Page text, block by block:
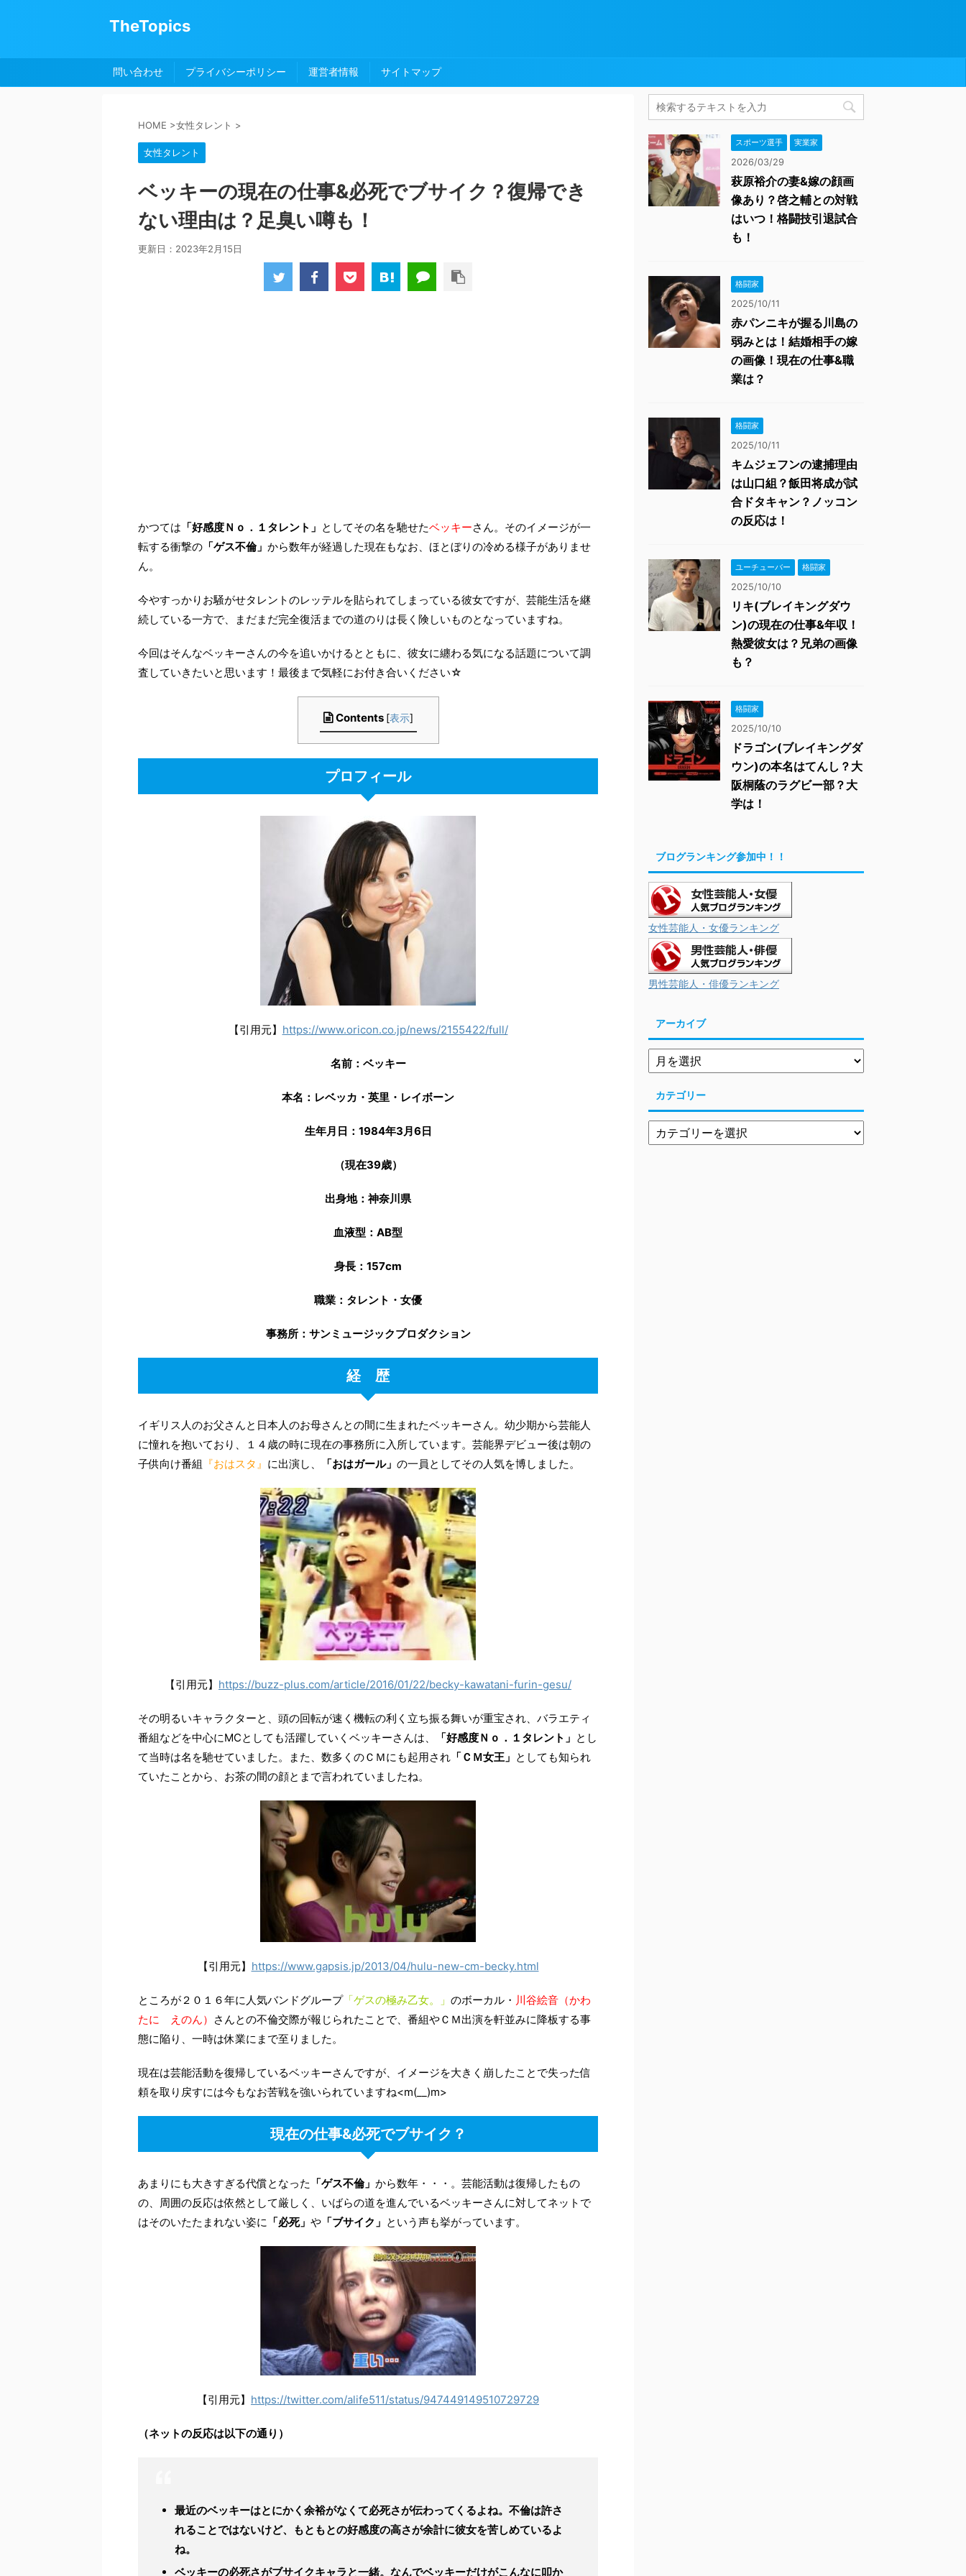
TheTopics
問い合わせ プライバシーポリシー 運営者情報 サイトマップ
HOME >女性タレント >
女性タレント
ベッキーの現在の仕事&必死でブサイク？復帰でき
ない理由は？足臭い噂も！
更新日： 2023年2月15日
かつては 「好感度Ｎｏ．１タレント」 としてその名を馳せたベッキーさん。そのイメージが一
転する衝撃の 「ゲス不倫」 から数年が経過した現在もなお、ほとぼりの冷める様子がありませ
ん。
今やすっかりお騒がせタレントのレッテルを貼られてしまっている彼女ですが、芸能生活を継
続している一方で、まだまだ完全復活までの道のりは長く険しいものとなっていますね。
今回はそんなベッキーさんの今を追いかけるとともに、彼女に纏わる気になる話題について調
査していきたいと思います！最後まで気軽にお付き合いください☆
Contents [表示]
プロフィール
【引用元】 https://www.oricon.co.jp/news/2155422/full/
名前：ベッキー
本名：レベッカ・英里・レイボーン
生年月日：1984年3月6日
（現在39歳）
出身地：神奈川県
血液型：AB型
身長：157cm
職業：タレント・女優
事務所：サンミュージックプロダクション
経 歴
イギリス人のお父さんと日本人のお母さんとの間に生まれたベッキーさん。幼少期から芸能人
に憧れを抱いており、１４歳の時に現在の事務所に入所しています。芸能界デビュー後は朝の
子供向け番組 『おはスタ』 に出演し、 「おはガール」 の一員としてその人気を博しました。
【引用元】 https://buzz-plus.com/article/2016/01/22/becky-kawatani-furin-gesu/
その明るいキャラクターと、頭の回転が速く機転の利く立ち振る舞いが重宝され、バラエティ
番組などを中心にMCとしても活躍していくベッキーさんは、
「好感度Ｎｏ．１タレント」 とし
て当時は名を馳せていました。また、数多くのＣＭにも起用され 「ＣＭ女王」 としても知られ
ていたことから、お茶の間の顔とまで言われていましたね。
【引用元】 https://www.gapsis.jp/2013/04/hulu-new-cm-becky.html
ところが２０１６年に人気バンドグループ「ゲスの極み乙女。」 のボーカル・ 川谷絵音（かわ
たに えのん） さんとの不倫交際が報じられたことで、番組やＣＭ出演を軒並みに降板する事
態に陥り、一時は休業にまで至りました。
現在は芸能活動を復帰しているベッキーさんですが、イメージを大きく崩したことで失った信
頼を取り戻すには今もなお苦戦を強いられていますね<m(__)m>
現在の仕事&必死でブサイク？
あまりにも大きすぎる代償となった 「ゲス不倫」 から数年・・・。芸能活動は復帰したもの
の、周囲の反応は依然として厳しく、いばらの道を進んでいるベッキーさんに対してネットで
はそのいたたまれない姿に 「必死」 や 「ブサイク」 という声も挙がっています。
【引用元】 https://twitter.com/alife511/status/947449149510729729
（ネットの反応は以下の通り）
最近のベッキーはとにかく余裕がなくて必死さが伝わってくるよね。不倫は許さ
れることではないけど、もともとの好感度の高さが余計に彼女を苦しめているよ
ね。
ベッキーの必死さがブサイクキャラと一緒。なんでベッキーだけがこんなに叩か
スポーツ選手 実業家
2026/03/29
萩原裕介の妻&嫁の顔画
像あり？啓之輔との対戦
はいつ！格闘技引退試合
も！
格闘家
2025/10/11
赤パンニキが握る川島の
弱みとは！結婚相手の嫁
の画像！現在の仕事&職
業は？
格闘家
2025/10/11
キムジェフンの逮捕理由
は山口組？飯田将成が試
合ドタキャン？ノッコン
の反応は！
ユーチューバー 格闘家
2025/10/10
リキ(ブレイキングダウ
ン)の現在の仕事&年収！
熱愛彼女は？兄弟の画像
も？
格闘家
2025/10/10
ドラゴン(ブレイキングダ
ウン)の本名はてんし？大
阪桐蔭のラグビー部？大
学は！
ブログランキング参加中！！
女性芸能人・女優ランキング
男性芸能人・俳優ランキング
アーカイブ
カテゴリー